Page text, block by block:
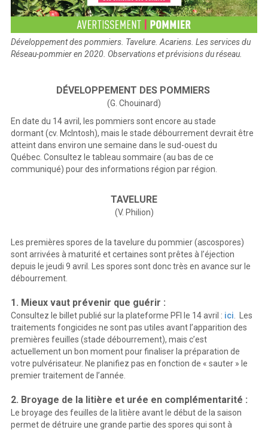
Développement des pommiers. Tavelure. Acariens. Les services du
Réseau-pommier en 2020. Observations et prévisions du réseau.
DÉVELOPPEMENT DES POMMIERS
(G. Chouinard)
En date du 14 avril, les pommiers sont encore au stade
dormant (cv. McIntosh), mais le stade débourrement devrait être
atteint dans environ une semaine dans le sud-ouest du
Québec. Consultez le tableau sommaire (au bas de ce
communiqué) pour des informations région par région.
TAVELURE
(V. Philion)
Les premières spores de la tavelure du pommier (ascospores)
sont arrivées à maturité et certaines sont prêtes à l’éjection
depuis le jeudi 9 avril. Les spores sont donc très en avance sur le
débourrement.
1. Mieux vaut prévenir que guérir :
Consultez le billet publié sur la plateforme PFI le 14 avril : ici . Les
traitements fongicides ne sont pas utiles avant l’apparition des
premières feuilles (stade débourrement), mais c’est
actuellement un bon moment pour finaliser la préparation de
votre pulvérisateur. Ne planifiez pas en fonction de « sauter » le
premier traitement de l’année.
2. Broyage de la litière et urée en complémentarité :
Le broyage des feuilles de la litière avant le début de la saison
permet de détruire une grande partie des spores qui sont à